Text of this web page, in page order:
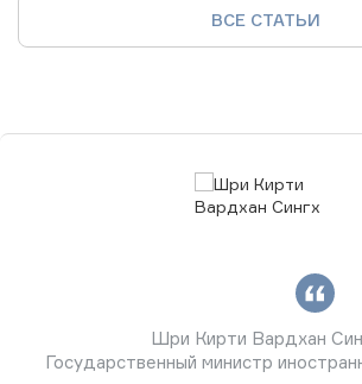
ВСЕ СТАТЬИ
Шри Кирти Вардхан
Государственный министр